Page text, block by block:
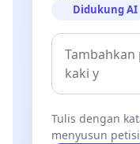
Didukung AI
Tulis dengan
menyusun